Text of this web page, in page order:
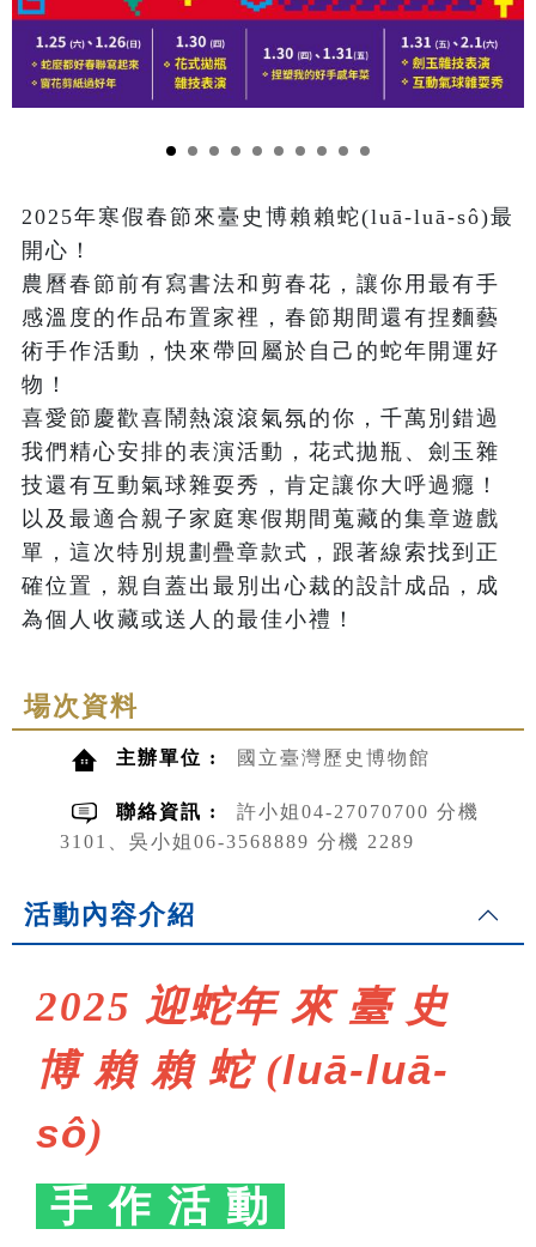
2025年寒假春節來臺史博賴賴蛇(luā-luā-sô)最
開心！
農曆春節前有寫書法和剪春花，讓你用最有手
感溫度的作品布置家裡，春節期間還有捏麵藝
術手作活動，快來帶回屬於自己的蛇年開運好
物！
喜愛節慶歡喜鬧熱滾滾氣氛的你，千萬別錯過
我們精心安排的表演活動，花式拋瓶、劍玉雜
技還有互動氣球雜耍秀，肯定讓你大呼過癮！
以及最適合親子家庭寒假期間蒐藏的集章遊戲
單，這次特別規劃疊章款式，跟著線索找到正
確位置，親自蓋出最別出心裁的設計成品，成
為個人收藏或送人的最佳小禮！
場次資料
主辦單位 : 國立臺灣歷史博物館
聯絡資訊 :
許小姐04-27070700 分機
3101、吳小姐06-3568889 分機 2289
活動內容介紹
2025 迎蛇年 來 臺 史
博 賴 賴 蛇 (luā-luā-
sô)
手 作 活 動